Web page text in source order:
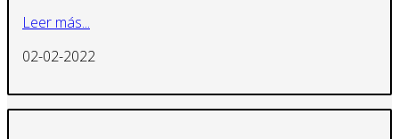
Leer más...
02-02-2022